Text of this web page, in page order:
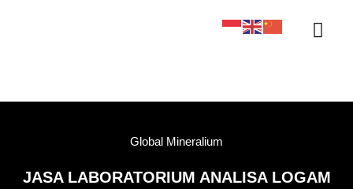
Global Mineralium
JASA LABORATORIUM ANALISA LOGAM